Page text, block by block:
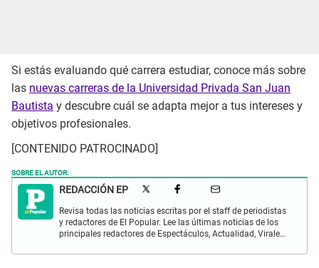
Si estás evaluando qué carrera estudiar, conoce más sobre
las nuevas carreras de la Universidad Privada San Juan
Bautista y descubre cuál se adapta mejor a tus intereses y
objetivos profesionales.
[CONTENIDO PATROCINADO]
SOBRE EL AUTOR:
REDACCIÓN EP
Revisa todas las noticias escritas por el staff de periodistas
y redactores de El Popular. Lee las últimas noticias de los
principales redactores de Espectáculos, Actualidad, Virales,